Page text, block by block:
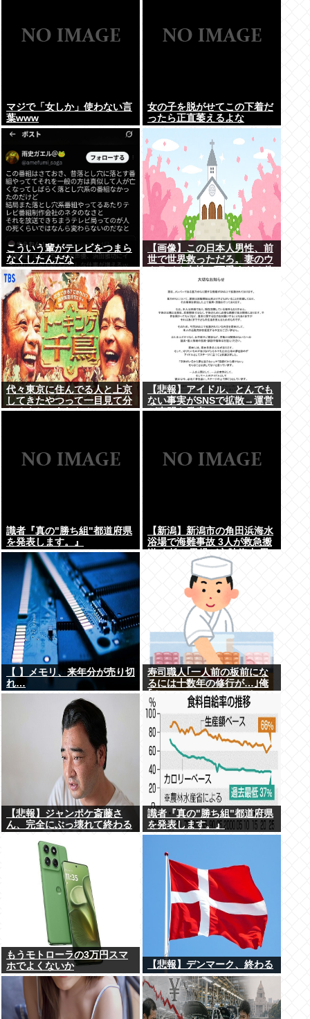
マジで「女しか」使わない言
葉www
女の子を脱がせてこの下着だ
ったら正直萎えるよな
こういう輩がテレビをつまら
なくしたんだな
【画像】この日本人男性、前
世で世界救っただろ。妻のウ
代々東京に住んでる人と上京
してきたやつって一目見て分
かるよね。あれなんで？
【悲報】アイドル、とんでも
ない事実がSNSで拡散→運営
が声明を発表www
識者『真の"勝ち組"都道府県
を発表します。』
【新潟】新潟市の角田浜海水
浴場で海難事故 3人が救急搬
送 女性と男児が心肺停止 男
性は意識あり
【 】メモリ、来年分が売り切
れ…
寿司職人｢一人前の板前にな
るには十数年の修行が…｣俺
｢ん、スシローでいいっしょ
(笑)あんまかわんねｗ｣
【悲報】ジャンポケ斎藤さ
ん、完全にぶっ壊れて終わる
識者『真の"勝ち組"都道府県
を発表します。』
もうモトローラの3万円スマ
ホでよくないか
【悲報】デンマーク、終わる